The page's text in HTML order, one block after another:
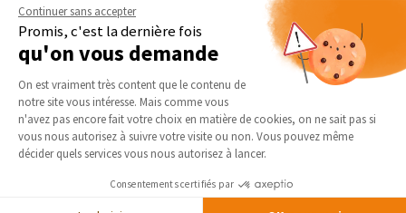
AGENCE DE LILLE-NORD
Qui sommes-nous
Actualités
Notre charte qualité
Partenaires
Trouver une agence
Devenir franchisé
NOS DOMAINES
D’INTERVENTION
TRAVAUX EXTÉRIEURS
NOS PARTENAIRES
La Maison des Architectes
Continuer sans accepter
Promis, c'est la dernière fois
qu'on vous demande
Plateforme de Gestion du
On est vraiment très content que le contenu de
notre site vous intéresse. Mais comme vous
n'avez pas encore fait votre choix en matière de cookies, on ne sait pas si
vous nous autorisez à suivre votre visite ou non. Vous pouvez même
décider quels services vous nous autorisez à lancer.
Consentements certifiés par
Axeptio consent